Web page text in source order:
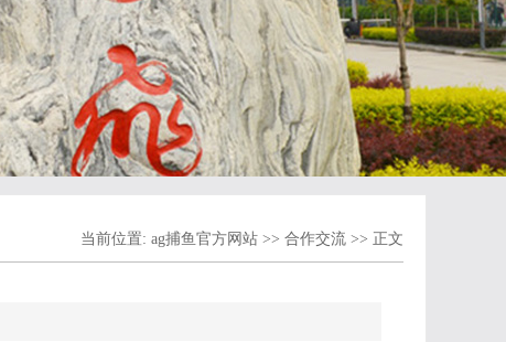
当前位置: ag捕鱼官方网站 >> 合作交流 >> 正文